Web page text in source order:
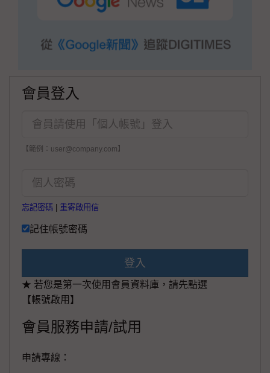
會員登入
【範例：user@company.com】
忘記密碼 重寄啟用信
記住帳號密碼
登入
★ 若您是第一次使用會員資料庫，請先點選
【帳號啟用】
會員服務申請/試用
申請專線：